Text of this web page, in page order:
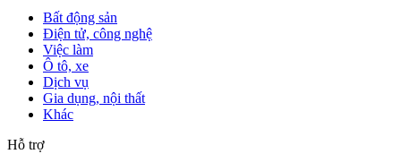
Bất động sản
Điện tử, công nghệ
Việc làm
Ô tô, xe
Dịch vụ
Gia dụng, nội thất
Khác
Hỗ trợ